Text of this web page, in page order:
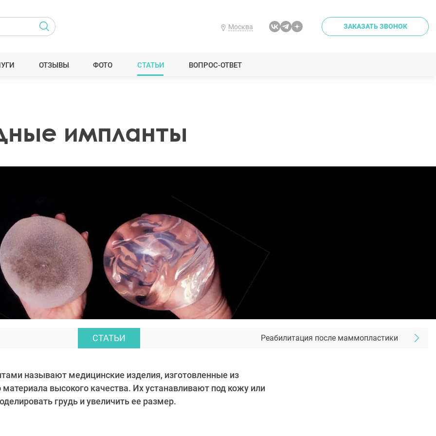
Москва ЗАКАЗАТЬ ЗВОНОК
ОТЗЫВЫ ФОТО СТАТЬИ ВОПРОС-ОТВЕТ
импланты
СТАТЬИ Реабилитация после маммопластики
называют медицинские изделия, изготовленные из
высокого качества. Их устанавливают под кожу или
грудь и увеличить ее размер.